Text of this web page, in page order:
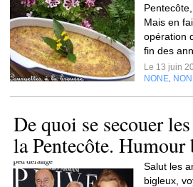
Mais en
opération
fin des
Le 13 juin
NONE
De quoi se secouer
la Pentecôte. Humour
Salut les
bigleux,